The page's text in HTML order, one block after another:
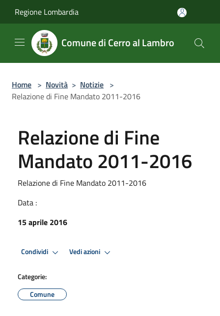
Regione Lombardia
Comune di Cerro al Lambro
Home > Novità > Notizie >
Relazione di Fine Mandato 2011-2016
Relazione di Fine
Mandato 2011-2016
Relazione di Fine Mandato 2011-2016
Data :
15 aprile 2016
Condividi Vedi azioni
Categorie:
Comune